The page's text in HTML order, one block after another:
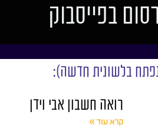
בפייסבוק
בלשונית חדשה):
רואה חשבון אבי וידן
קרא עוד »